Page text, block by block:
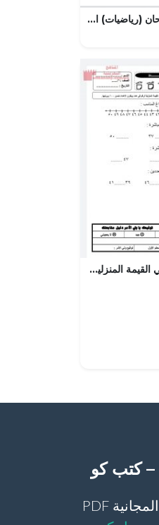
نموذج إجابة امتحان (رياضيات) السادس
نشاط تدريبي في القيمة المنزلية 1 (رياضيات) الأول
موقع كتب كو لـ تحميل الكتب المجانية PDF